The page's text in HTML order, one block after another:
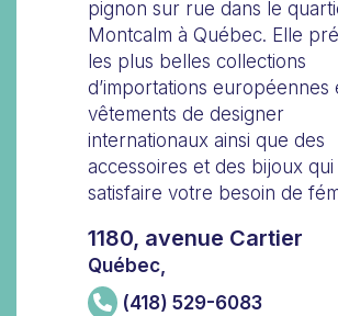
pignon sur rue dans le
Montcalm à Québec. Elle
les plus belles collections
d’importations européennes
vêtements de designer
internationaux ainsi que des
accessoires et des bijoux
satisfaire votre besoin de
1180, avenue Cartier
Québec,
(418) 529-6083